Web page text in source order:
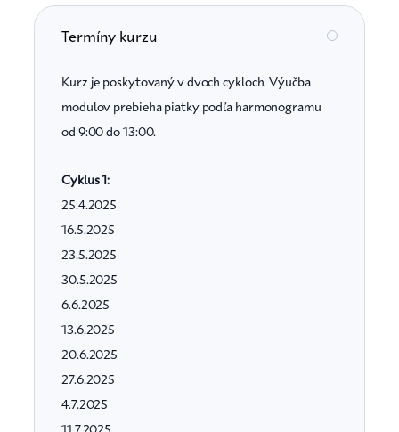
Termíny kurzu
Kurz je poskytovaný v dvoch cykloch. Výučba
modulov prebieha piatky podľa harmonogramu
od 9:00 do 13:00.
Cyklus 1:
25.4.2025
16.5.2025
23.5.2025
30.5.2025
6.6.2025
13.6.2025
20.6.2025
27.6.2025
4.7.2025
11.7.2025